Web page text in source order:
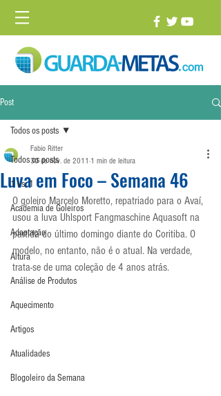
Post
Todos os posts
1 vs. 1
Academia de Goleiros
Adaptação
Altura
Análise de Produtos
Aquecimento
Artigos
Atualidades
Blogoleiro da Semana
Todos os posts
Luva em Foco – Semana 46
Fabio Ritter
30 de nov. de 2011 1 min de leitura
O goleiro Marcelo Moretto, repatriado para o Avaí,
usou a luva Uhlsport Fangmaschine Aquasoft na
partida do último domingo diante do Coritiba. O
modelo, no entanto, não é o atual. Na verdade,
trata-se de uma coleção de 4 anos atrás.